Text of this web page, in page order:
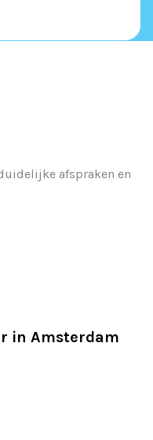
afspraken en
in Amsterdam